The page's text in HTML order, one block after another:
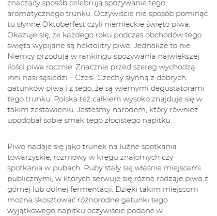
znaczący sposób celebrują spożywanie tego
aromatycznego trunku. Oczywiście nie sposób pominąć
tu słynne Oktoberfest czyli niemieckie święto piwa.
Okazuje się, że każdego roku podczas obchodów tego
święta wypijane są hektolitry piwa. Jednakże to nie
Niemcy przodują w rankingu spożywania największej
ilości piwa rocznie. Znacznie przed szereg wychodzą
inni nasi sąsiedzi – Czesi. Czechy słynną z dobrych
gatunków piwa i z tego, że są wiernymi degustatorami
tego trunku. Polska też całkiem wysoko znajduje się w
takim zestawieniu. Jesteśmy narodem, który również
upodobał sobie smak tego złocistego napitku.
Piwo nadaje się jako trunek na luźne spotkania
towarzyskie, rozmowy w kręgu znajomych czy
spotkania w pubach. Puby stały się właśnie miejscami
publicznymi, w których serwuje się różne rodzaje piwa z
górnej lub dolnej fermentacji. Dzięki takim miejscom
można skosztować różnorodne gatunki tego
wyjątkowego napitku oczywiście podane w